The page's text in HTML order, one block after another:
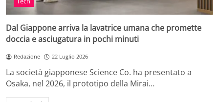
Dal Giappone arriva la lavatrice umana che promette
doccia e asciugatura in pochi minuti
Redazione 22 Luglio 2026
La società giapponese Science Co. ha presentato a
Osaka, nel 2026, il prototipo della Mirai…